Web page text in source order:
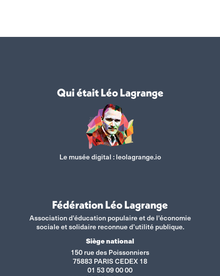
Qui était Léo Lagrange
Le musée digital :leolagrange.io
Fédération Léo Lagrange
Association d'éducation populaire et de l'économie
sociale et solidaire reconnue d’utilité publique.
Siège national
150 rue des Poissonniers
75883 PARIS CEDEX 18
01 53 09 00 00